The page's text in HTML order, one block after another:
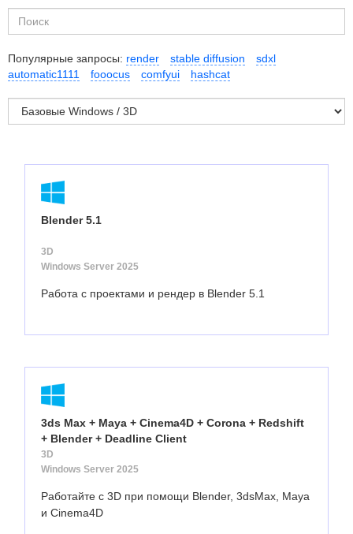
Популярные запросы: render stable diffusion
sdxl
automatic1111
fooocus comfyui hashcat
Blender 5.1
3D
Windows Server 2025
Работа с проектами и рендер в Blender 5.1
3ds Max + Maya + Cinema4D + Corona + Redshift
+ Blender + Deadline Client
3D
Windows Server 2025
Работайте с 3D при помощи Blender, 3dsMax, Maya
и Cinema4D